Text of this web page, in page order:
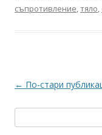
съпротивление,тяло,
Навигация
← По-стари
за: